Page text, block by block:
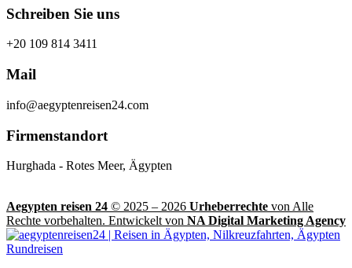
Schreiben Sie uns
+20 109 814 3411
Mail
info@aegyptenreisen24.com
Firmenstandort
Hurghada - Rotes Meer, Ägypten
Aegypten reisen 24 © 2025 – 2026 Urheberrechte von Alle
Rechte vorbehalten. Entwickelt von NA Digital Marketing Agency